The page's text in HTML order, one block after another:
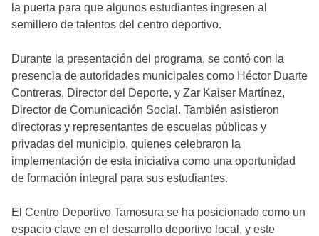
la puerta para que algunos estudiantes ingresen al
semillero de talentos del centro deportivo.
Durante la presentación del programa, se contó con la
presencia de autoridades municipales como Héctor Duarte
Contreras, Director del Deporte, y Zar Kaiser Martínez,
Director de Comunicación Social. También asistieron
directoras y representantes de escuelas públicas y
privadas del municipio, quienes celebraron la
implementación de esta iniciativa como una oportunidad
de formación integral para sus estudiantes.
El Centro Deportivo Tamosura se ha posicionado como un
espacio clave en el desarrollo deportivo local, y este